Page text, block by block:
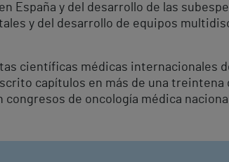
España y del desarrollo de las
y del desarrollo de equipos
científicas médicas internacionales
capítulos en más de una treintena
de oncología médica